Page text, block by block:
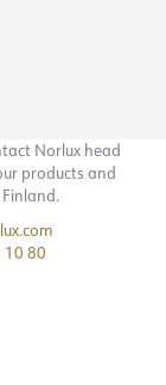
Norlux head
products and
Finland.
10 80